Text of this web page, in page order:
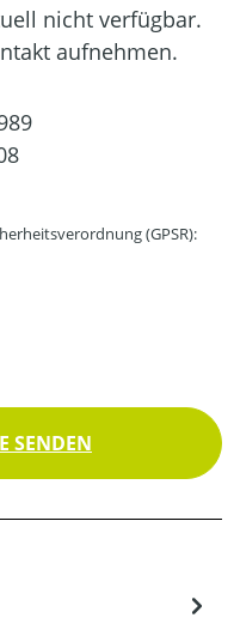
nicht verfügbar.
aufnehmen.
(GPSR):
SENDEN